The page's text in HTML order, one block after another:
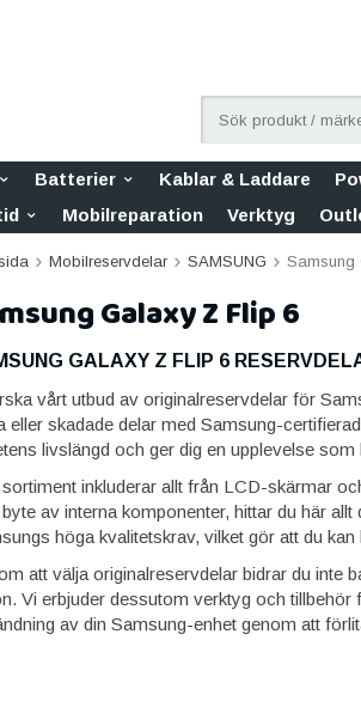
Batterier Kablar & Laddare
Mobilreparation Verktyg
Mobilreservdelar SAMSUNG Samsung
Galaxy Z Flip 6
GALAXY Z FLIP 6
vårt utbud av originalreservdelar för
eller skadade delar med Samsung-
livslängd och ger dig en upplevelse som
inkluderar allt från LCD-skärmar
av interna komponenter, hittar du här
höga kvalitetskrav, vilket gör att du
att välja originalreservdelar bidrar du inte
Vi erbjuder dessutom verktyg och tillbehör
av din Samsung-enhet genom att